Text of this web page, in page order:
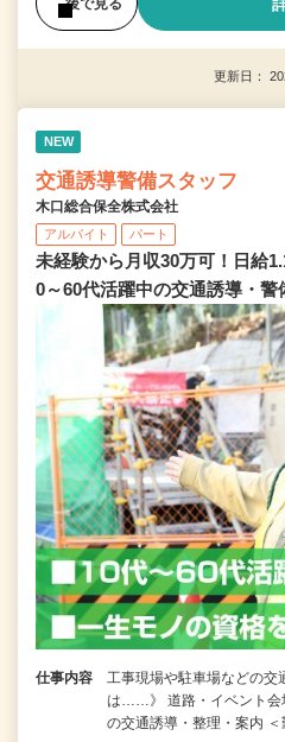
更新日：
NEW
交通誘導警備スタッフ
木口総合保全株式会社
アルバイト パート
未経験から月収30万可！日給
0～60代活躍中の交通誘導・警
仕事内容
工事現場や駐車場などの交
は……》 道路・イベント会
の交通誘導・整理・案内 ＜